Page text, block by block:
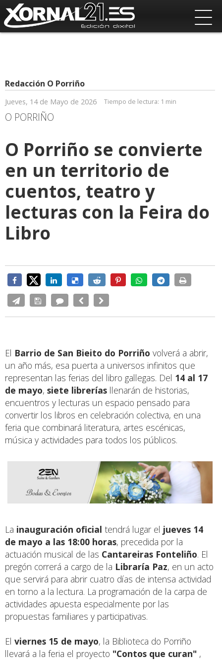
Redacción O Porriño
Jueves, 14 de Mayo de 2026 Tiempo de lectura: 1 min
O PORRIÑO
O Porriño se convierte
en un territorio de
cuentos, teatro y
lecturas con la Feira do
Libro
El Barrio de San Bieito do Porriño volverá a abrir,
un año más, esa puerta a universos infinitos que
representan las ferias del libro gallegas. Del 14 al 17
de mayo, siete librerías llenarán de historias,
encuentros y lecturas un espacio pensado para
convertir los libros en celebración colectiva, en una
feria que combinará literatura, artes escénicas,
música y actividades para todos los públicos.
La inauguración oficial tendrá lugar el jueves 14
de mayo a las 18:00 horas, precedida por la
actuación musical de las Cantareiras Fonteliño. El
pregón correrá a cargo de la Libraría Paz, en un acto
que servirá para abrir cuatro días de intensa actividad
en torno a la lectura. La programación de la carpa de
actividades apuesta especialmente por las
propuestas familiares y participativas.
El viernes 15 de mayo, la Biblioteca do Porriño
llevará a la feria el proyecto "Contos que curan" ,